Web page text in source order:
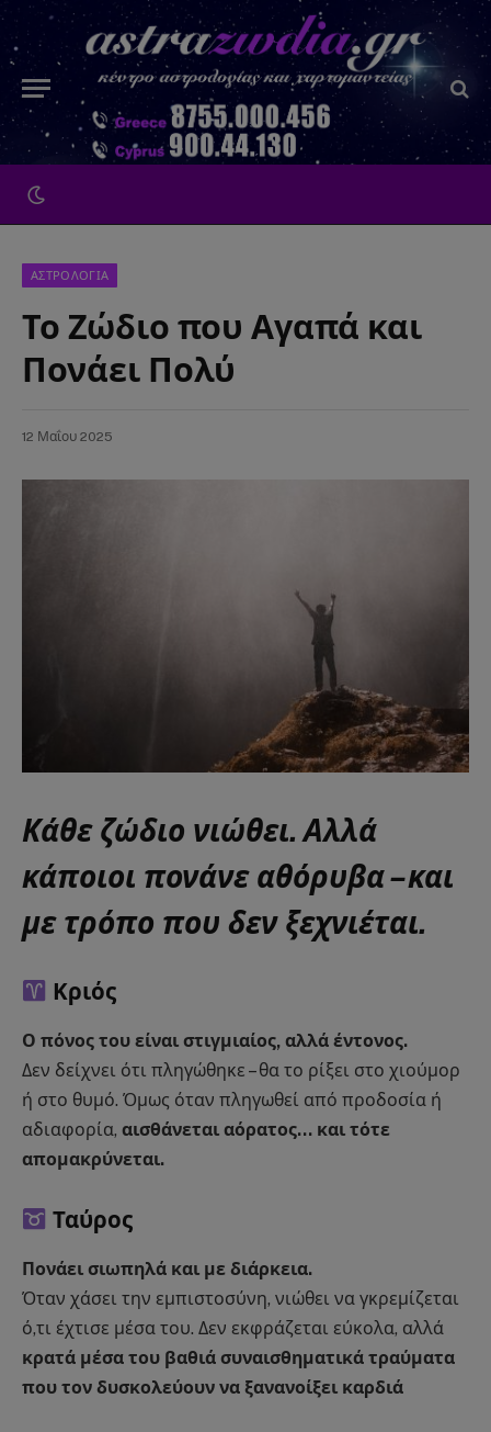
ΑΣΤΡΟΛΟΓΙΑ
Το Ζώδιο που Αγαπά και
Πονάει Πολύ
12 Μαΐου 2025
Κάθε ζώδιο νιώθει. Αλλά
κάποιοι πονάνε αθόρυβα – και
με τρόπο που δεν ξεχνιέται.
Κριός
Ο πόνος του είναι στιγμιαίος, αλλά έντονος.
Δεν δείχνει ότι πληγώθηκε – θα το ρίξει στο χιούμορ
ή στο θυμό. Όμως όταν πληγωθεί από προδοσία ή
αδιαφορία, αισθάνεται αόρατος… και τότε
απομακρύνεται.
Ταύρος
Πονάει σιωπηλά και με διάρκεια.
Όταν χάσει την εμπιστοσύνη, νιώθει να γκρεμίζεται
ό,τι έχτισε μέσα του. Δεν εκφράζεται εύκολα, αλλά
κρατά μέσα του βαθιά συναισθηματικά τραύματα
που τον δυσκολεύουν να ξανανοίξει καρδιά